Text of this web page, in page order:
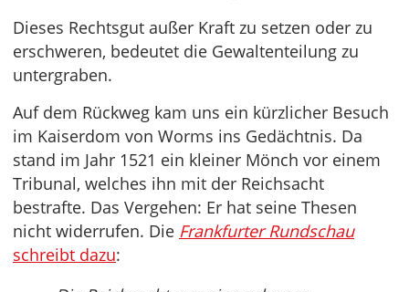
Dieses Rechtsgut außer Kraft zu setzen oder zu
erschweren, bedeutet die Gewaltenteilung zu
untergraben.
Auf dem Rückweg kam uns ein kürzlicher Besuch
im Kaiserdom von Worms ins Gedächtnis. Da
stand im Jahr 1521 ein kleiner Mönch vor einem
Tribunal, welches ihn mit der Reichsacht
bestrafte. Das Vergehen: Er hat seine Thesen
nicht widerrufen. Die Frankfurter Rundschau
schreibt dazu: